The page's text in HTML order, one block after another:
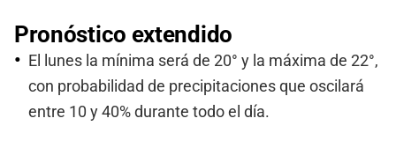
Pronóstico extendido
El lunes la mínima será de 20° y la máxima de 22°,
con probabilidad de precipitaciones que oscilará
entre 10 y 40% durante todo el día.